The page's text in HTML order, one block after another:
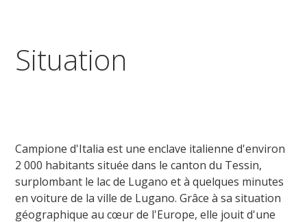
Situation
Campione d'Italia est une enclave italienne d'environ
2 000 habitants située dans le canton du Tessin,
surplombant le lac de Lugano et à quelques minutes
en voiture de la ville de Lugano. Grâce à sa situation
géographique au cœur de l'Europe, elle jouit d'une